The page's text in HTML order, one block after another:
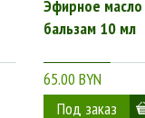
Эфирное масло
бальзам 10 мл
65.00 BYN